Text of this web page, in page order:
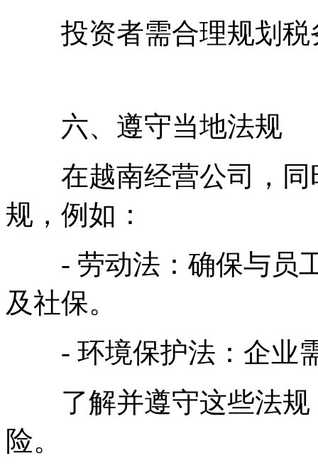
投资者需合理规划税
六、遵守当地法规
在越南经营公司，同
规，例如：
- 劳动法：确保与员工
及社保。
- 环境保护法：企业需
了解并遵守这些法规
险。